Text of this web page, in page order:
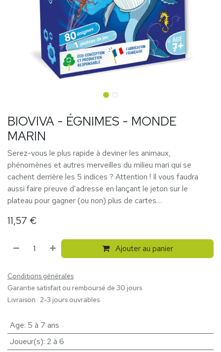
BIOVIVA - ÉGNIMES - MONDE
MARIN
Serez-vous le plus rapide à deviner les animaux,
phénomènes et autres merveilles du milieu mari qui se
cachent derrière les 5 indices ? Attention ! Il vous faudra
aussi faire preuve d’adresse en lançant le jeton sur le
plateau pour gagner (ou non) plus de cartes…
11,57 €
Ajouter au panier
Conditions générales
Garantie satisfait ou remboursé de 30 jours
Livraison : 2-3 jours ouvrables
Age: 5 à 7 ans
Joueur(s): 2 à 6